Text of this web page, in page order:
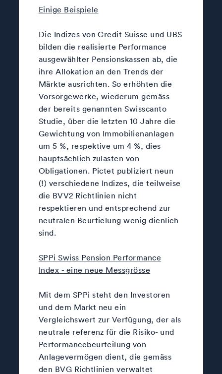
Einige Beispiele
Die Indizes von Credit Suisse und UBS
bilden die realisierte Performance
ausgewählter Pensionskassen ab, die
ihre Allokation an den Trends der
Märkte ausrichten. So erhöhten die
Vorsorgewerke, wiederum gemäss
der bereits genannten Swisscanto
Studie, über die letzten 10 Jahre die
Gewichtung von Immobilienanlagen
um 5 %, respektive um 4 %, dies
hauptsächlich zulasten von
Obligationen. Pictet publiziert neun
(!) verschiedene Indizes, die teilweise
die BVV2 Richtlinien nicht
respektieren und entsprechend zur
neutralen Beurtielung wenig dienlich
sind.
SPPi Swiss Pension Performance
Index - eine neue Messgrösse
Mit dem SPPi steht den Investoren
und dem Markt neu ein
Vergleichswert zur Verfügung, der als
neutrale referenz für die Risiko- und
Performancebeurteilung von
Anlagevermögen dient, die gemäss
den BVG Richtlinien verwaltet